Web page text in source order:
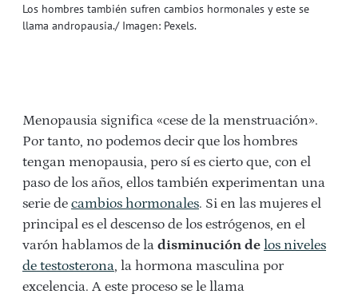
Los hombres también sufren cambios hormonales y este se
llama andropausia./ Imagen: Pexels.
Menopausia significa «cese de la menstruación».
Por tanto, no podemos decir que los hombres
tengan menopausia, pero sí es cierto que, con el
paso de los años, ellos también experimentan una
serie de cambios hormonales. Si en las mujeres el
principal es el descenso de los estrógenos, en el
varón hablamos de la disminución de los niveles
de testosterona, la hormona masculina por
excelencia. A este proceso se le llama